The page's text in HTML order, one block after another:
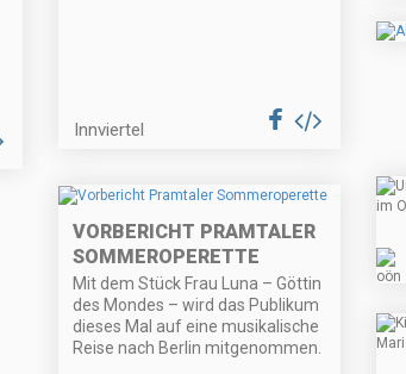
Innviertel
VORBERICHT PRAMTALER
SOMMEROPERETTE
Mit dem Stück Frau Luna – Göttin
des Mondes – wird das Publikum
dieses Mal auf eine musikalische
Reise nach Berlin mitgenommen.